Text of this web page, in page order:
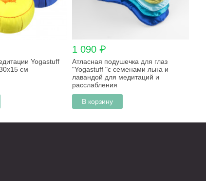
Yogastuff
см
1 090 ₽
Атласная подушечка для глаз
"Yogastuff "с семенами льна и
лавандой для медитаций и
расслабления
В корзину